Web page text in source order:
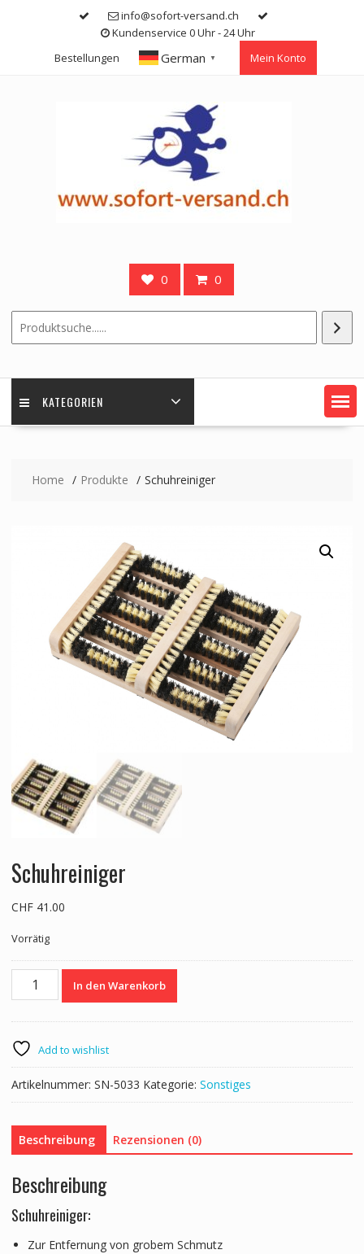
info@sofort-versand.ch
Kundenservice 0 Uhr - 24 Uhr
Bestellungen
German ▼ Mein Konto
0 0
KATEGORIEN
Home Produkte Schuhreiniger
Schuhreiniger
CHF41.00
Vorrätig
Schuhreiniger
In den Warenkorb
Add to wishlist
Artikelnummer: SN-5033 Kategorie: Sonstiges
Beschreibung Rezensionen (0)
Beschreibung
Schuhreiniger:
Zur Entfernung von grobem Schmutz